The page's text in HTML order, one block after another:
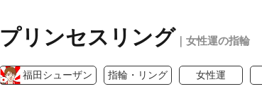
プリンセスリング ｜女性運の指輪
福田シューザン 指輪・リング 女性運